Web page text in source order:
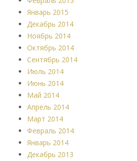
Январь 2015
Декабрь 2014
Ноябрь 2014
Октябрь 2014
Сентябрь 2014
Июль 2014
Июнь 2014
Май 2014
Апрель 2014
Март 2014
Февраль 2014
Январь 2014
Декабрь 2013